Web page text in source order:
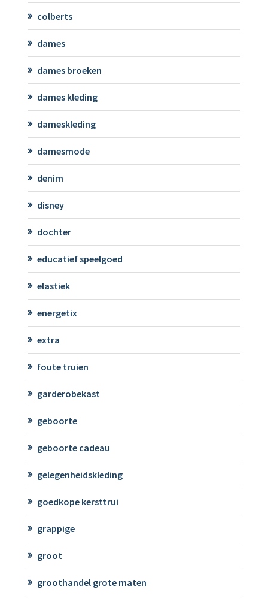
colberts
dames
dames broeken
dames kleding
dameskleding
damesmode
denim
disney
dochter
educatief speelgoed
elastiek
energetix
extra
foute truien
garderobekast
geboorte
geboorte cadeau
gelegenheidskleding
goedkope kersttrui
grappige
groot
groothandel grote maten